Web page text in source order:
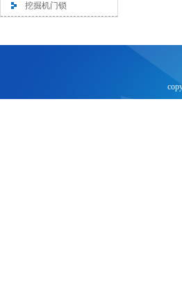
挖掘机门锁